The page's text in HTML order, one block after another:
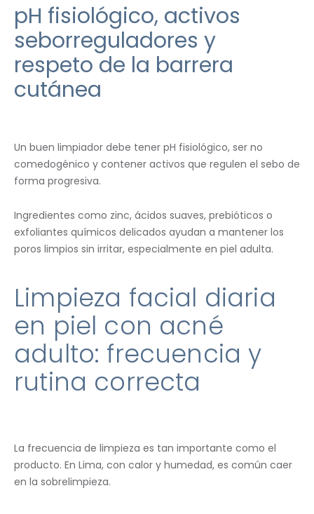
pH fisiológico, activos
seborreguladores y
respeto de la barrera
cutánea
Un buen limpiador debe tener pH fisiológico, ser no
comedogénico y contener activos que regulen el sebo de
forma progresiva.
Ingredientes como zinc, ácidos suaves, prebióticos o
exfoliantes químicos delicados ayudan a mantener los
poros limpios sin irritar, especialmente en piel adulta.
Limpieza facial diaria
en piel con acné
adulto: frecuencia y
rutina correcta
La frecuencia de limpieza es tan importante como el
producto. En Lima, con calor y humedad, es común caer
en la sobrelimpieza.